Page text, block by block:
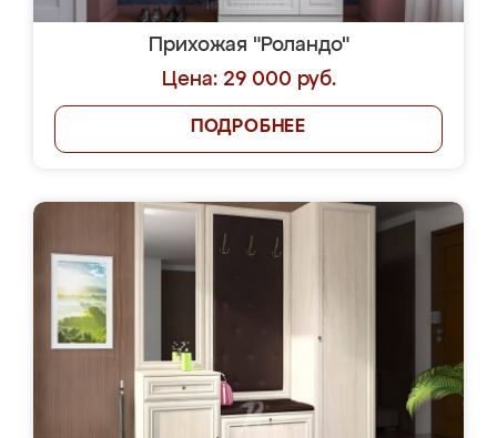
Прихожая "Роландо"
Цена: 29 000 руб.
ПОДРОБНЕЕ